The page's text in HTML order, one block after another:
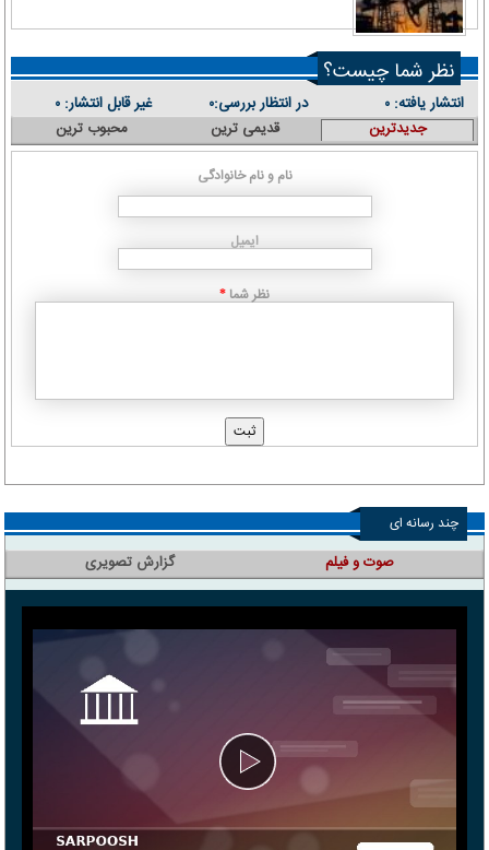
نظر شما چیست؟
انتشار یافته: ۰ در انتظار بررسی:۰ غیر قابل انتشار: ۰
جدیدترین قدیمی ترین محبوب ترین
نام و نام خانوادگی
ایمیل
نظر شما *
چند رسانه ای
صوت و فیلم گزارش تصویری